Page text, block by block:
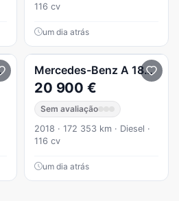
116 cv
um dia atrás
CDI BlueEFFICIENCY
Mercedes-Benz A 180 d
20 900 €
Sem avaliação
2018 · 172 353 km · Diesel ·
116 cv
um dia atrás